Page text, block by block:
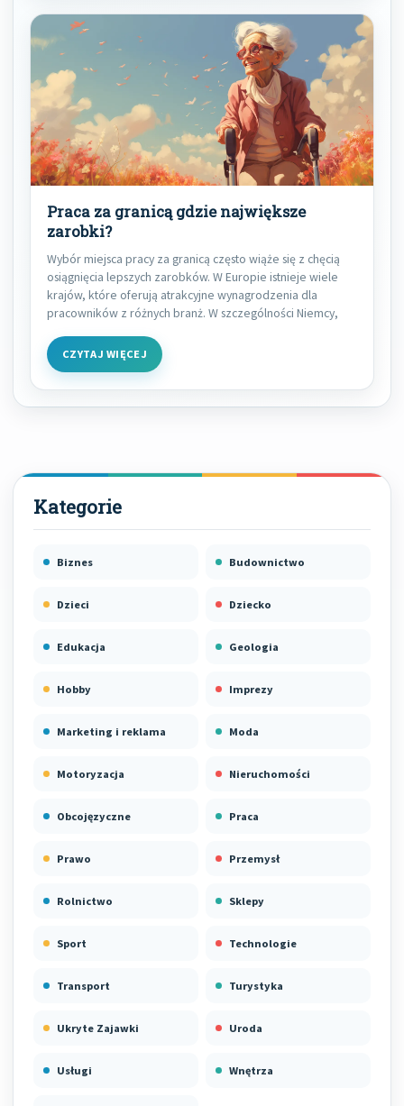
Praca za granicą gdzie największe
zarobki?
Wybór miejsca pracy za granicą często wiąże się z chęcią
osiągnięcia lepszych zarobków. W Europie istnieje wiele
krajów, które oferują atrakcyjne wynagrodzenia dla
pracowników z różnych branż. W szczególności Niemcy,
CZYTAJ WIĘCEJ
Biznes Budownictwo
Dzieci Dziecko
Edukacja Geologia
Hobby Imprezy
Marketing i reklama Moda
Motoryzacja Nieruchomości
Obcojęzyczne Praca
Prawo Przemysł
Rolnictwo Sklepy
Sport Technologie
Transport Turystyka
Ukryte Zajawki Uroda
Usługi Wnętrza